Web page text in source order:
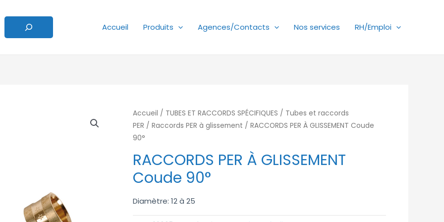
Accueil
Produits Agences/Contacts Nos services RH/Emploi
Accueil / TUBES ET RACCORDS SPÉCIFIQUES / Tubes et raccords
PER /Raccords PER à glissement / RACCORDS PER À GLISSEMENT Coude
90°
RACCORDS PER À GLISSEMENT
Coude 90°
Diamètre: 12 à 25